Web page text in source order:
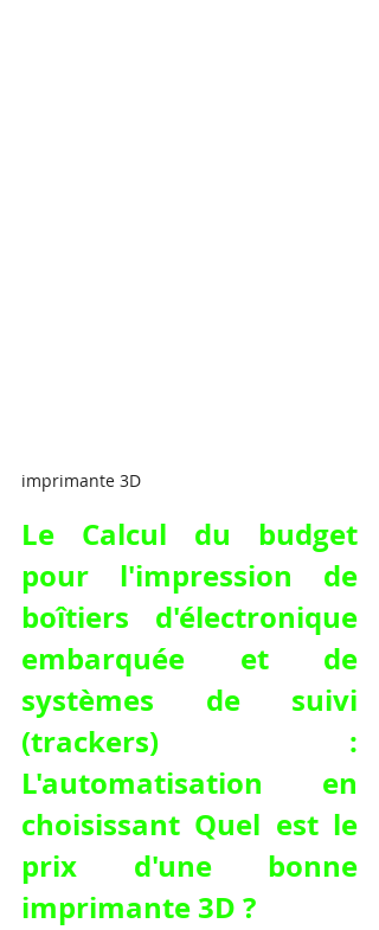
imprimante 3D
Le Calcul du budget
pour l'impression de
boîtiers d'électronique
embarquée et de
systèmes de suivi
(trackers) :
L'automatisation en
choisissant Quel est le
prix d'une bonne
imprimante 3D ?